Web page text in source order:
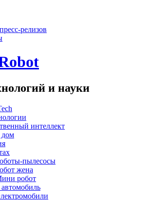
релизов
и науки
интеллект
пылесосы
жена
робот